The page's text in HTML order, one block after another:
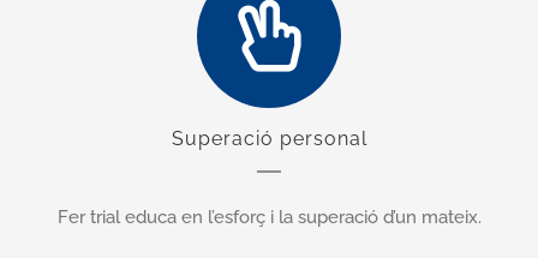
Superació personal
Fer trial educa en l’esforç i la superació d’un mateix.